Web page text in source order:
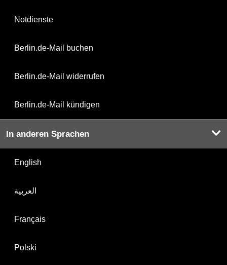
Notdienste
Berlin.de-Mail buchen
Berlin.de-Mail widerrufen
Berlin.de-Mail kündigen
In anderen Sprachen
English
العربية
Français
Polski